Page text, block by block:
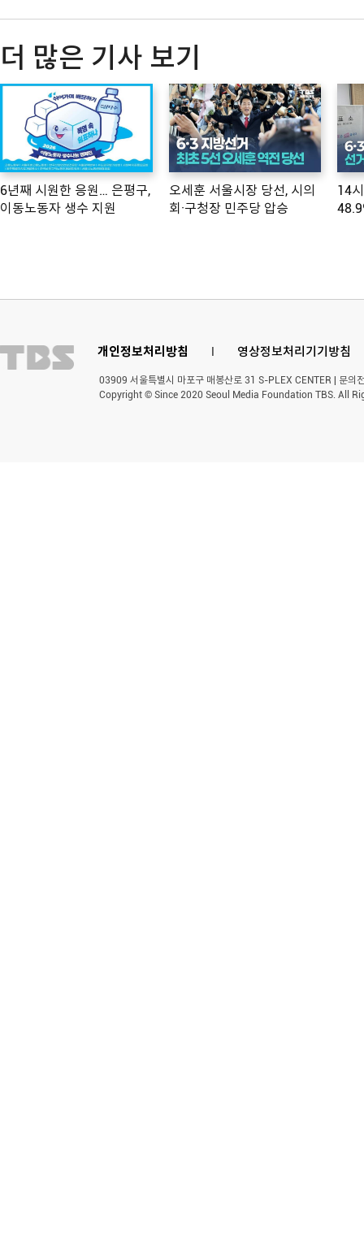
더 많은 기사 보기
6년째 시원한 응원… 은평구,
이동노동자 생수 지원
오세훈 서울시장 당선, 시의
회·구청장 민주당 압승
14
개인정보처리방침 l 영상정보처리기기방침
03909 서울특별시 마포구 매봉산로 31 S-PLEX CENTER | 문
Copyright © Since 2020 Seoul Media Foundation TBS. All